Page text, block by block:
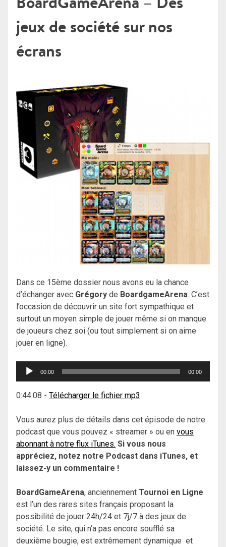
jeux de société sur nos
écrans
Dans ce 15ème dossier nous avons eu la chance
d’échanger avec Grégory de BoardgameArena. C’est
l’occasion de découvrir un site fort sympathique et
surtout un moyen simple de jouer même si on manque
de joueurs chez soi (ou tout simplement si on aime
jouer en ligne).
Lecteur
00:00 00:00
0:44:08 - Télécharger le fichier mp3
Vous aurez plus de détails dans cet épisode de notre
podcast que vous pouvez « streamer » ou en vous
abonnant à notre flux iTunes. Si vous nous
appréciez, notez notre Podcast dans iTunes, et
laissez-y un commentaire !
BoardGameArena, anciennement Tournoi en Ligne
est l’un des rares sites français proposant la
possibilité de jouer 24h/24 et 7j/7 à des jeux de
société. Le site, qui n’a pas encore soufflé sa
deuxième bougie, est extrêmement dynamique et